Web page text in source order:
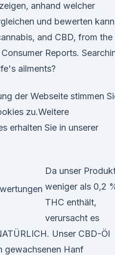
anhand welcher
und bewerten
and CBD, from the
Reports.
ailments?
der Webseite stimmen
zu.Weitere
erhalten Sie in unserer
Da unser
weniger als 0,2
THC enthält,
verursacht es
Unser CBD-Öl
gewachsenen Hanf